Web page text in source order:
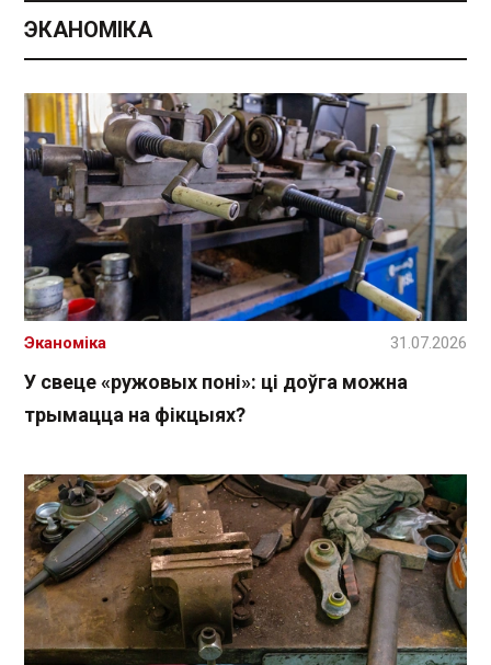
ЭКАНОМІКА
У свеце «ружовых поні»: ці доўга можна
трымацца на фікцыях?
Эканоміка 31.07.2026